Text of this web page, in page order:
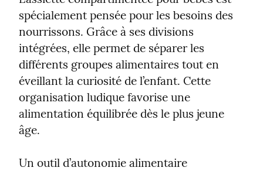
spécialement pensée pour les besoins des
nourrissons. Grâce à ses divisions
intégrées, elle permet de séparer les
différents groupes alimentaires tout en
éveillant la curiosité de l’enfant. Cette
organisation ludique favorise une
alimentation équilibrée dès le plus jeune
âge.
Un outil d’autonomie alimentaire